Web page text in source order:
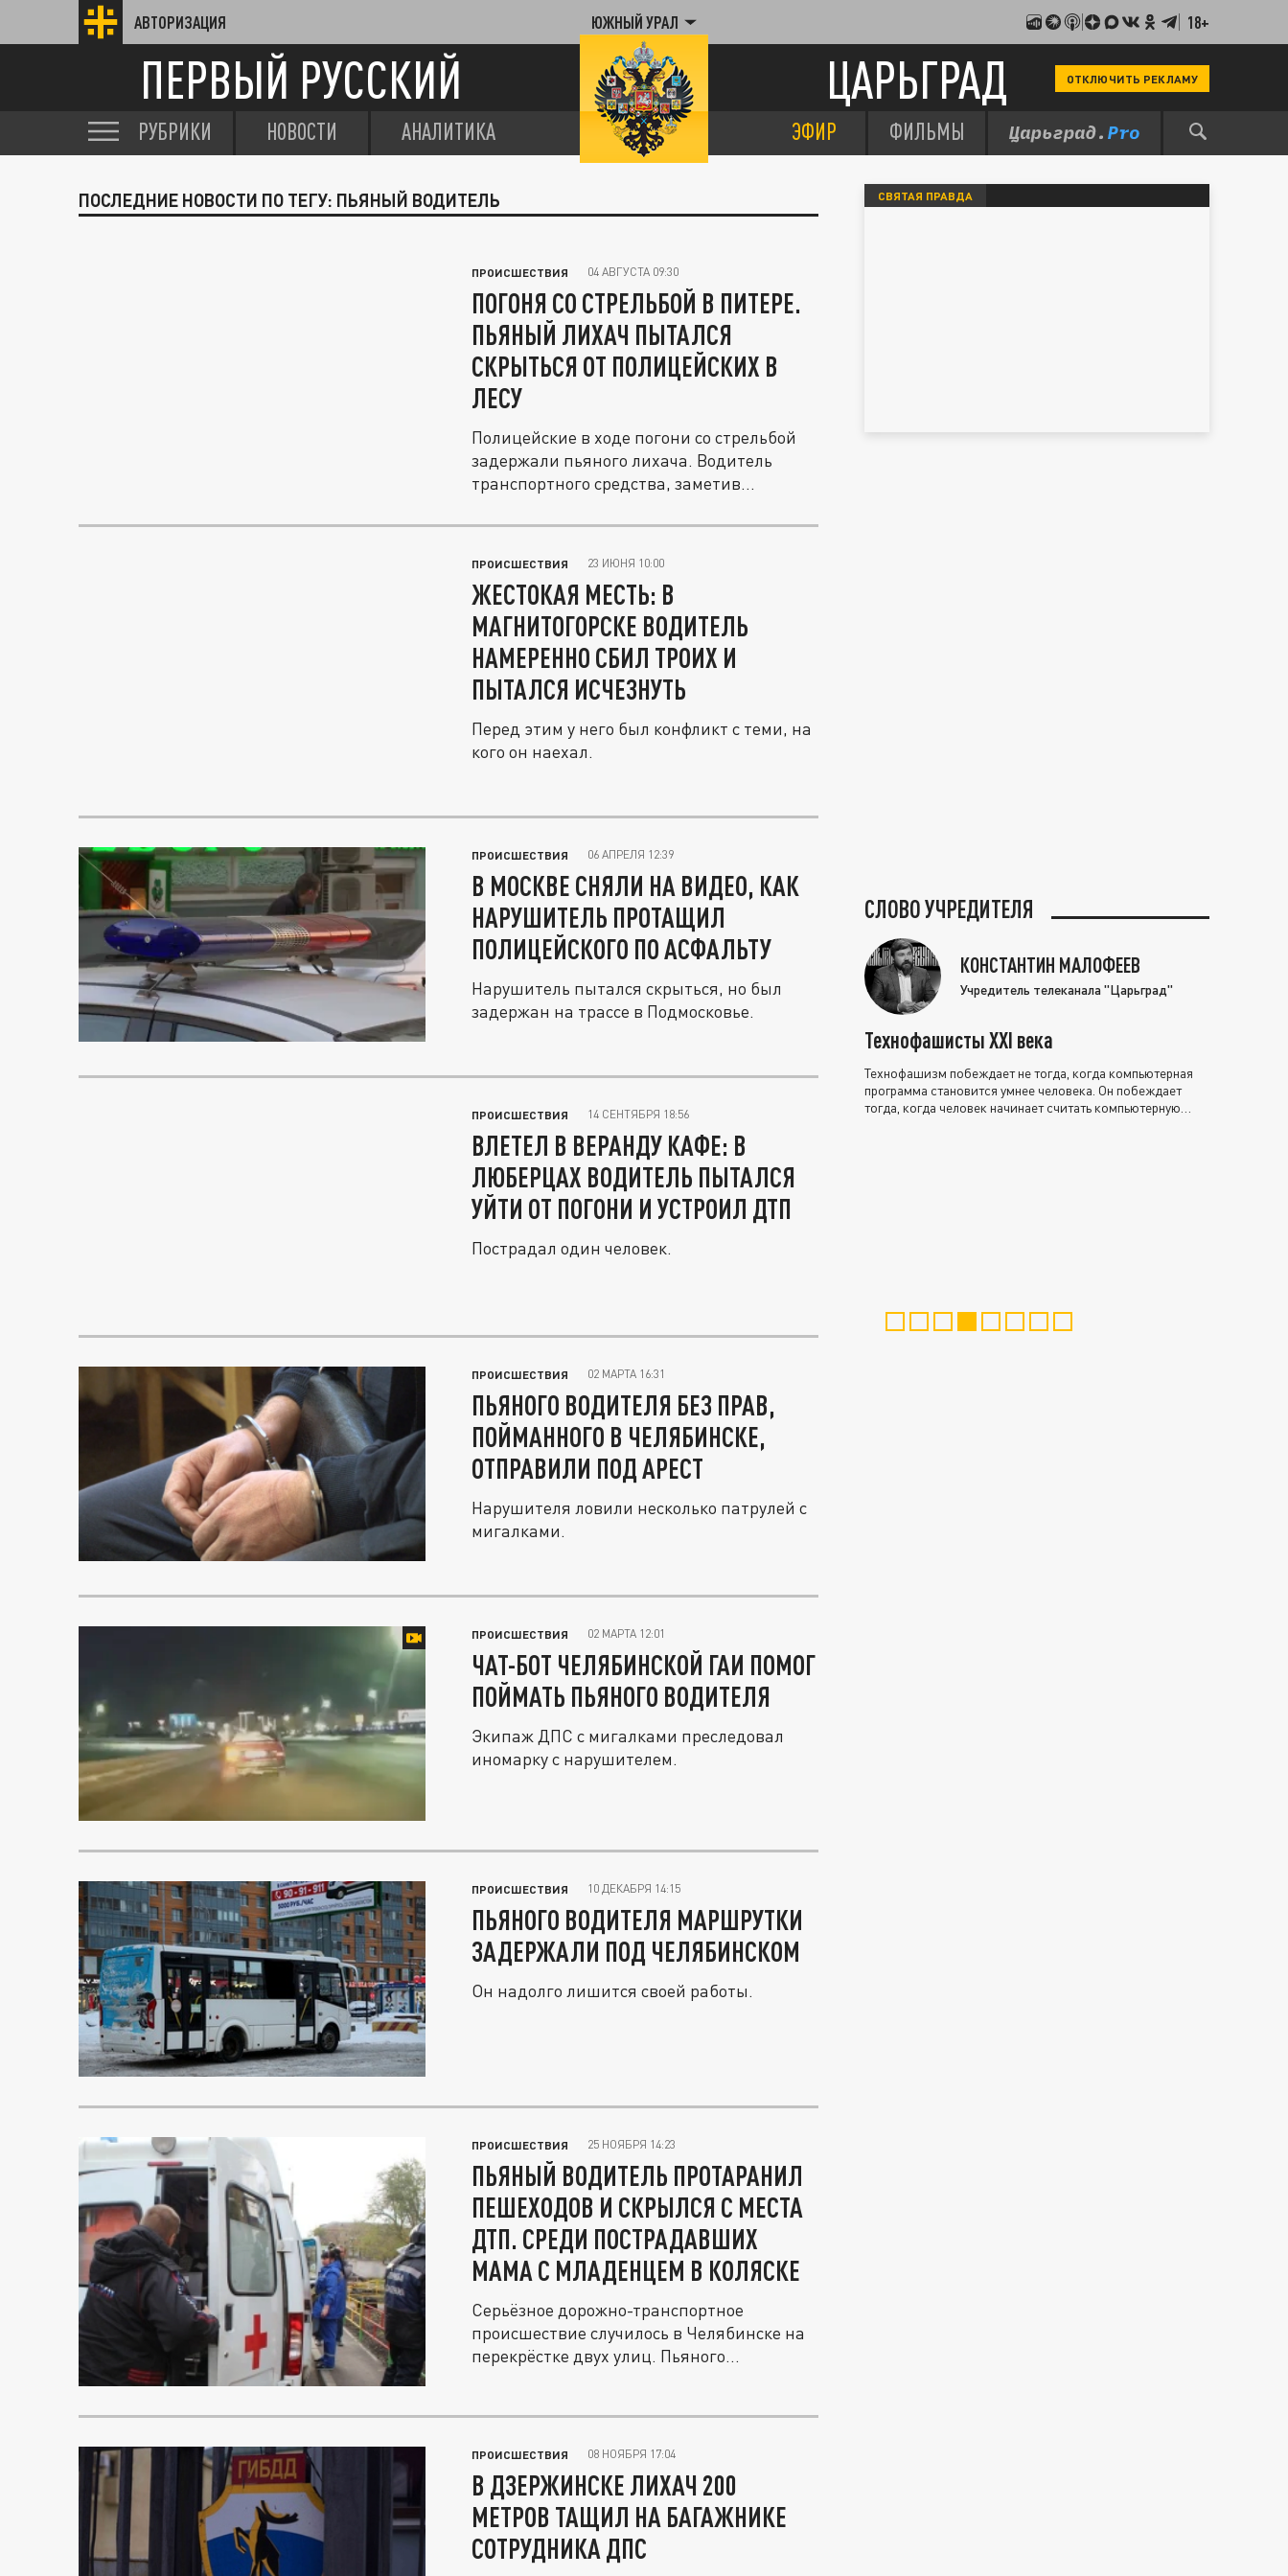
АВТОРИЗАЦИЯ ЮЖНЫЙ УРАЛ 18+
ПЕРВЫЙ РУССКИЙ ЦАРЬГРАД ОТКЛЮЧИТЬ РЕКЛАМУ
РУБРИКИ НОВОСТИ АНАЛИТИКА ЭФИР ФИЛЬМЫ
ПОСЛЕДНИЕ НОВОСТИ ПО ТЕГУ: ПЬЯНЫЙ ВОДИТЕЛЬ
ПРОИСШЕСТВИЯ 04 АВГУСТА 09:30
ПОГОНЯ СО СТРЕЛЬБОЙ В ПИТЕРЕ.
ПЬЯНЫЙ ЛИХАЧ ПЫТАЛСЯ
СКРЫТЬСЯ ОТ ПОЛИЦЕЙСКИХ В
ЛЕСУ
Полицейские в ходе погони со стрельбой
задержали пьяного лихача. Водитель
транспортного средства, заметив...
ПРОИСШЕСТВИЯ 23 ИЮНЯ 10:00
ЖЕСТОКАЯ МЕСТЬ: В
МАГНИТОГОРСКЕ ВОДИТЕЛЬ
НАМЕРЕННО СБИЛ ТРОИХ И
ПЫТАЛСЯ ИСЧЕЗНУТЬ
Перед этим у него был конфликт с теми, на
кого он наехал.
ПРОИСШЕСТВИЯ 06 АПРЕЛЯ 12:39
В МОСКВЕ СНЯЛИ НА ВИДЕО, КАК
НАРУШИТЕЛЬ ПРОТАЩИЛ
ПОЛИЦЕЙСКОГО ПО АСФАЛЬТУ
Нарушитель пытался скрыться, но был
задержан на трассе в Подмосковье.
ПРОИСШЕСТВИЯ 14 СЕНТЯБРЯ 18:56
ВЛЕТЕЛ В ВЕРАНДУ КАФЕ: В
ЛЮБЕРЦАХ ВОДИТЕЛЬ ПЫТАЛСЯ
УЙТИ ОТ ПОГОНИ И УСТРОИЛ ДТП
Пострадал один человек.
ПРОИСШЕСТВИЯ 02 МАРТА 16:31
ПЬЯНОГО ВОДИТЕЛЯ БЕЗ ПРАВ,
ПОЙМАННОГО В ЧЕЛЯБИНСКЕ,
ОТПРАВИЛИ ПОД АРЕСТ
Нарушителя ловили несколько патрулей с
мигалками.
ПРОИСШЕСТВИЯ 02 МАРТА 12:01
ЧАТ-БОТ ЧЕЛЯБИНСКОЙ ГАИ ПОМОГ
ПОЙМАТЬ ПЬЯНОГО ВОДИТЕЛЯ
Экипаж ДПС с мигалками преследовал
иномарку с нарушителем.
ПРОИСШЕСТВИЯ 10 ДЕКАБРЯ 14:15
ПЬЯНОГО ВОДИТЕЛЯ МАРШРУТКИ
ЗАДЕРЖАЛИ ПОД ЧЕЛЯБИНСКОМ
Он надолго лишится своей работы.
ПРОИСШЕСТВИЯ 25 НОЯБРЯ 14:23
ПЬЯНЫЙ ВОДИТЕЛЬ ПРОТАРАНИЛ
ПЕШЕХОДОВ И СКРЫЛСЯ С МЕСТА
ДТП. СРЕДИ ПОСТРАДАВШИХ
МАМА С МЛАДЕНЦЕМ В КОЛЯСКЕ
Серьёзное дорожно-транспортное
происшествие случилось в Челябинске на
перекрёстке двух улиц. Пьяного...
ПРОИСШЕСТВИЯ 08 НОЯБРЯ 17:04
В ДЗЕРЖИНСКЕ ЛИХАЧ 200
МЕТРОВ ТАЩИЛ НА БАГАЖНИКЕ
СОТРУДНИКА ДПС
СВЯТАЯ ПРАВДА
СЛОВО УЧРЕДИТЕЛЯ
КОНСТАНТИН МАЛОФЕЕВ
Учредитель телеканала "Царьград"
Технофашисты XXI века
Технофашизм побеждает не тогда, когда компьютерная
программа становится умнее человека. Он побеждает
тогда, когда человек начинает считать компьютерную